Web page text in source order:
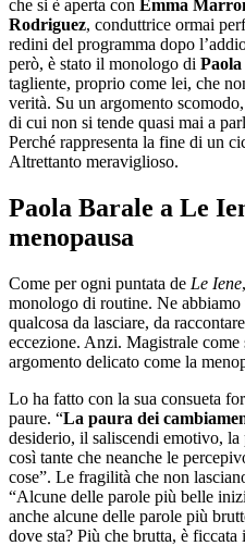
che si è aperta con Emma
Rodriguez, conduttrice ormai
redini del programma dopo
però, è stato il monologo di
tagliente, proprio come lei, che
verità. Su un argomento
di cui non si tende quasi mai a
Perché rappresenta la fine di un
Altrettanto meraviglioso.
Paola Barale a Le
menopausa
Come per ogni puntata de Le Iene
monologo di routine. Ne
qualcosa da lasciare, da
eccezione. Anzi. Magistrale come
argomento delicato come la
Lo ha fatto con la sua consueta
paure. “La paura dei
desiderio, il saliscendi emotivo,
così tante che neanche le
cose”. Le fragilità che non
“Alcune delle parole più belle
anche alcune delle parole più
dove sta? Più che brutta, è